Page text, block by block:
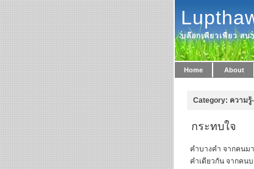
บล๊อกเพียวเพียว ส
Home About
Category: ความรู้
กระทบใจ
คำบางคำ จากคนม
คำเดียวกัน จากคน